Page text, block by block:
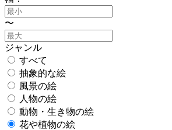
〜
ジャンル
すべて
抽象的な絵
風景の絵
人物の絵
動物・生き物の絵
花や植物の絵